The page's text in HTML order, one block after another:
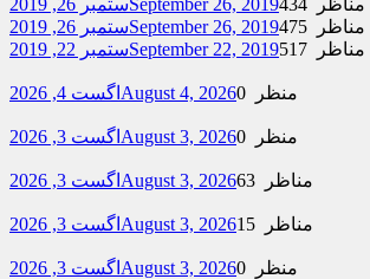
ستمبر 26, 2019September 26, 2019
434 مناظر
ستمبر 26, 2019September 26, 2019
475 مناظر
ستمبر 22, 2019September 22, 2019 517 مناظر
اگست 4, 2026 August 4, 2026 0 منظر
اگست 3, 2026 August 3, 2026 0 منظر
اگست 3, 2026 August 3, 2026 63 مناظر
اگست 3, 2026 August 3, 2026 15 مناظر
اگست 3, 2026 August 3, 2026 0 منظر